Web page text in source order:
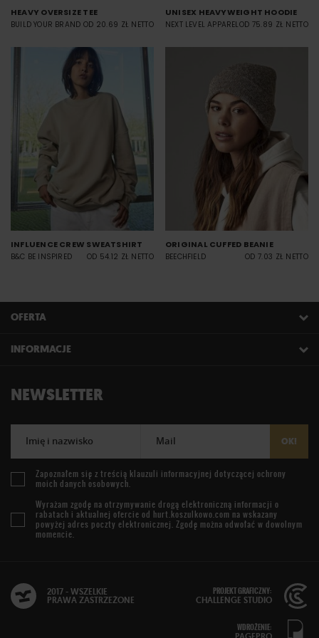
HEAVY OVERSIZE TEE
BUILD YOUR BRAND OD 20.69 ZŁ NETTO
UNISEX HEAVYWEIGHT HOODIE
NEXT LEVEL APPARELOD 75.89 ZŁ NETTO
INFLUENCE CREW SWEATSHIRT
B&C BE INSPIRED OD 54.12 ZŁ NETTO
ORIGINAL CUFFED BEANIE
BEECHFIELD OD 7.03 ZŁ NETTO
OFERTA
INFORMACJE
NEWSLETTER
Imię i nazwisko Mail OK!
Zapoznałem się z treścią klauzuli informacyjnej dotyczącej ochrony
moich danych osobowych.
Wyrażam zgodę na otrzymywanie drogą elektroniczną informacji o
rabatach i aktualnej ofercie od hurt.koszulkowo.com na wskazany
powyżej adres poczty elektronicznej. Zgodę można odwołać w dowolnym
momencie.
2017 - WSZELKIE
PRAWA ZASTRZEŻONE
PROJEKT GRAFICZNY:
CHALLENGE STUDIO
WDROŻENIE: